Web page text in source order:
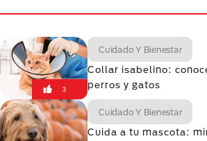
3
Cuidado Y Bienestar
Collar isabelino:
perros y gatos
Cuidado Y Bienestar
Cuida a tu mascota: